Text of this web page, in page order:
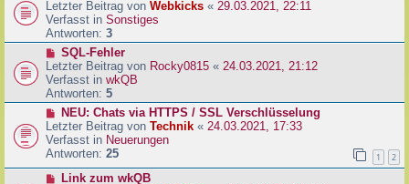
g
e
i
t
a
g
e
u
e
r
B
e
i
t
a
g
Letzter Beitrag von Webkicks « 29.03.2021, 22:11
Verfasst in Sonstiges
Antworten: 3
N
e
u
e
r
B
e
i
t
SQL-Fehler
Letzter Beitrag von Rocky0815 « 24.03.2021, 21:12
Verfasst in wkQB
Antworten: 5
N
e
u
e
r
B
NEU: Chats via HTTPS / SSL Verschlüsselung
Letzter Beitrag von Technik « 24.03.2021, 17:33
Verfasst in Neuerungen
Antworten: 25 1 2
NLink zum wkQB